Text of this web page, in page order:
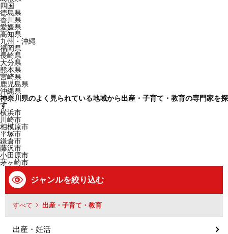
四国
徳島県
香川県
愛媛県
高知県
九州・沖縄
福岡県
長崎県
大分県
熊本県
宮崎県
鹿児島県
沖縄県
神奈川県のよく見られている地域から出産・子育て・教育の専門家を探
す
横浜市
川崎市
相模原市
平塚市
鎌倉市
藤沢市
小田原市
茅ヶ崎市
ジャンルを絞り込む
すべて 出産・子育て・教育
出産・妊活